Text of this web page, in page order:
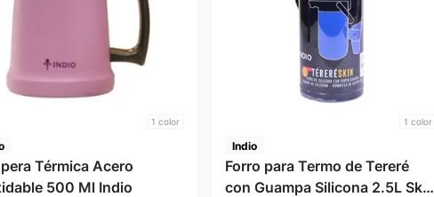
1 color
Térmica Acero
500 Ml Indio
1 color
Indio
Forro para Termo de Tereré
con Guampa Silicona 2.5L Skin